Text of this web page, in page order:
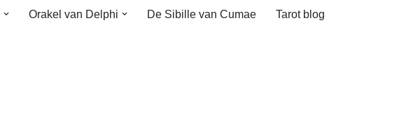
Orakel van Delphi De Sibille van Cumae Tarot blog